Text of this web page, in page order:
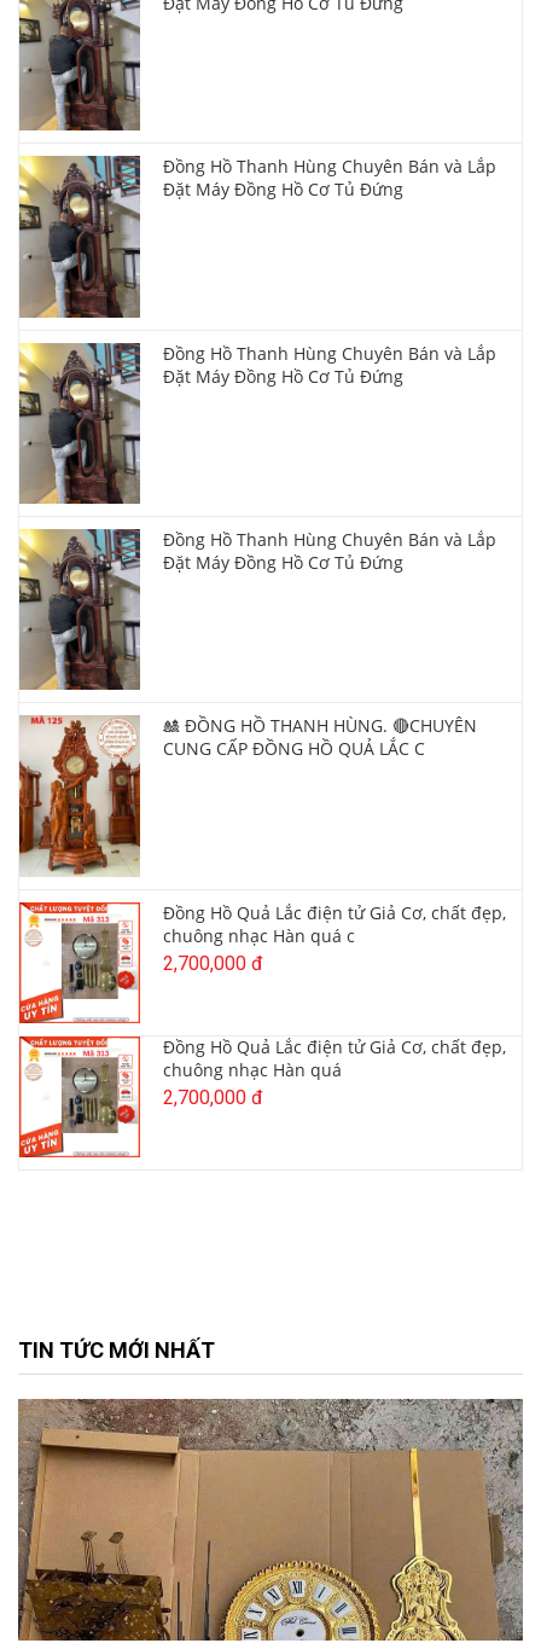
Đồng Hồ Thanh Hùng Chuyên Bán và Lắp
Đặt Máy Đồng Hồ Cơ Tủ Đứng
Đồng Hồ Thanh Hùng Chuyên Bán và Lắp
Đặt Máy Đồng Hồ Cơ Tủ Đứng
Đồng Hồ Thanh Hùng Chuyên Bán và Lắp
Đặt Máy Đồng Hồ Cơ Tủ Đứng
🎎 ĐỒNG HỒ THANH HÙNG. 🔴CHUYÊN
CUNG CẤP ĐỒNG HỒ QUẢ LẮC C
Đồng Hồ Quả Lắc điện tử Giả Cơ, chất đẹp,
chuông nhạc Hàn quá c
2,700,000 đ
Đồng Hồ Quả Lắc điện tử Giả Cơ, chất đẹp,
chuông nhạc Hàn quá
2,700,000 đ
TIN TỨC MỚI NHẤT